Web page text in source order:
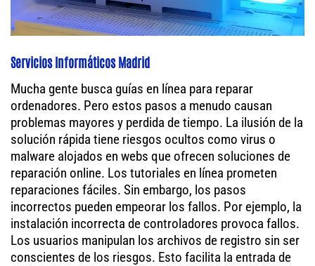
Servicios Informáticos Madrid
Mucha gente busca guías en línea para reparar
ordenadores. Pero estos pasos a menudo causan
problemas mayores y perdida de tiempo. La ilusión de la
solución rápida tiene riesgos ocultos como virus o
malware alojados en webs que ofrecen soluciones de
reparación online. Los tutoriales en línea prometen
reparaciones fáciles. Sin embargo, los pasos
incorrectos pueden empeorar los fallos. Por ejemplo, la
instalación incorrecta de controladores provoca fallos.
Los usuarios manipulan los archivos de registro sin ser
conscientes de los riesgos. Esto facilita la entrada de